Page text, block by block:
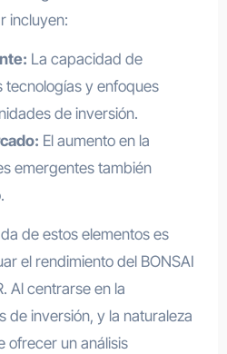
incluyen:
La capacidad de
tecnologías y enfoques
de inversión.
El aumento en la
emergentes también
de estos elementos es
el rendimiento del BONSAI
Al centrarse en la
de inversión, y la naturaleza
ofrecer un análisis